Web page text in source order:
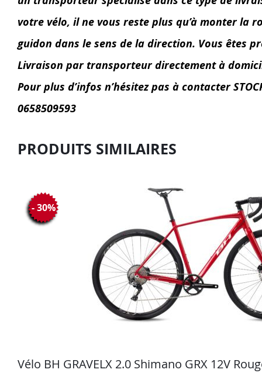
votre vélo, il ne vous reste plus qu’à monter la
guidon dans le sens de la direction. Vous êtes
Livraison par transporteur directement à
Pour plus d’infos n’hésitez pas à contacter
0658509593
PRODUITS SIMILAIRES
Vélo BH GRAVELX 2.0 Shimano GRX 12V
- 30%